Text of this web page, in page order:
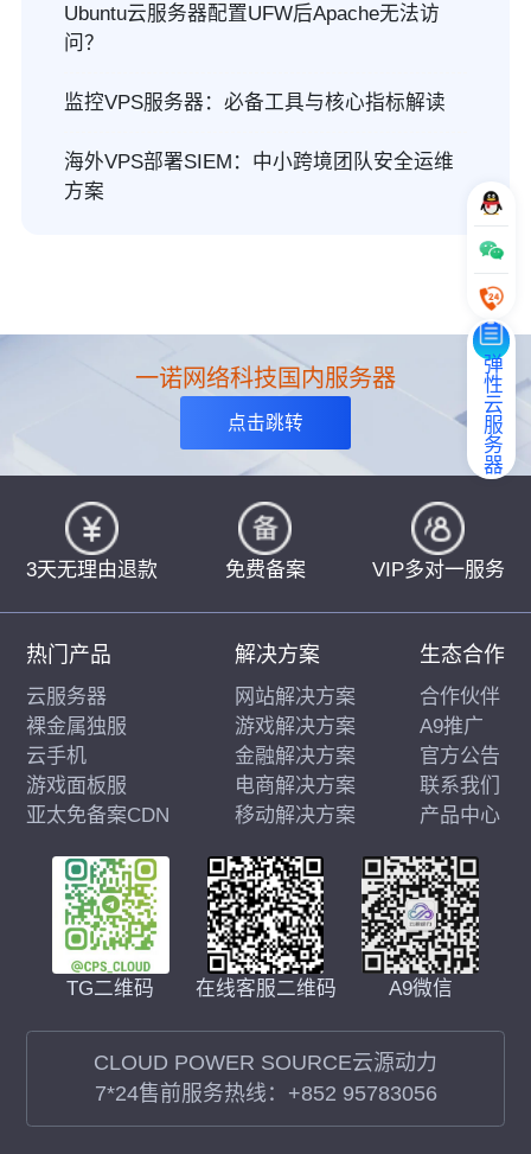
Ubuntu云服务器配置UFW后Apache无法访
问？
监控VPS服务器：必备工具与核心指标解读
海外VPS部署SIEM：中小跨境团队安全运维
方案
弹性云服务器
一诺网络科技国内服务器
点击跳转
3天无理由退款 免费备案 VIP多对一服务
TG二维码 在线客服二维码 A9微信
CLOUD POWER SOURCE云源动力
7*24售前服务热线： +852 95783056
热门产品
云服务器
裸金属独服
云手机
游戏面板服
亚太免备案CDN
解决方案
网站解决方案
游戏解决方案
金融解决方案
电商解决方案
移动解决方案
生态合作
合作伙伴
A9推广
官方公告
联系我们
产品中心